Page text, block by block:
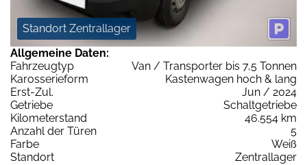
Standort Zentrallager
Allgemeine Daten:
Fahrzeugtyp
Van / Transporter bis 7,5 Tonnen
Karosserieform
Kastenwagen hoch & lang
Erst-Zul.
Jun / 2024
Getriebe
Schaltgetriebe
Kilometerstand
46.554 km
Anzahl der Türen
5
Farbe
Weiß
Standort
Zentrallager